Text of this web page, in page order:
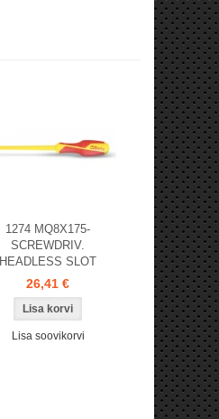
1274 MQ8X175-
SCREWDRIV.
HEADLESS SLOT
26,41 €
Lisa soovikorvi